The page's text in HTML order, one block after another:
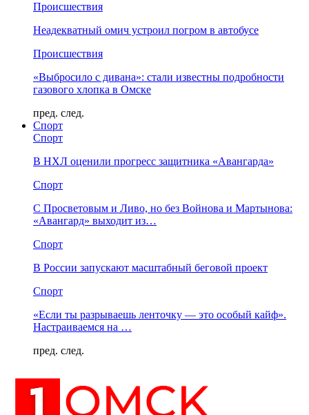
Происшествия
Неадекватный омич устроил погром в автобусе
Происшествия
«Выбросило с дивана»: стали известны подробности
газового хлопка в Омске
пред. след.
Спорт
Спорт
В НХЛ оценили прогресс защитника «Авангарда»
Спорт
С Просветовым и Ливо, но без Войнова и Мартынова:
«Авангард» выходит из…
Спорт
В России запускают масштабный беговой проект
Спорт
«Если ты разрываешь ленточку — это особый кайф».
Настраиваемся на …
пред. след.